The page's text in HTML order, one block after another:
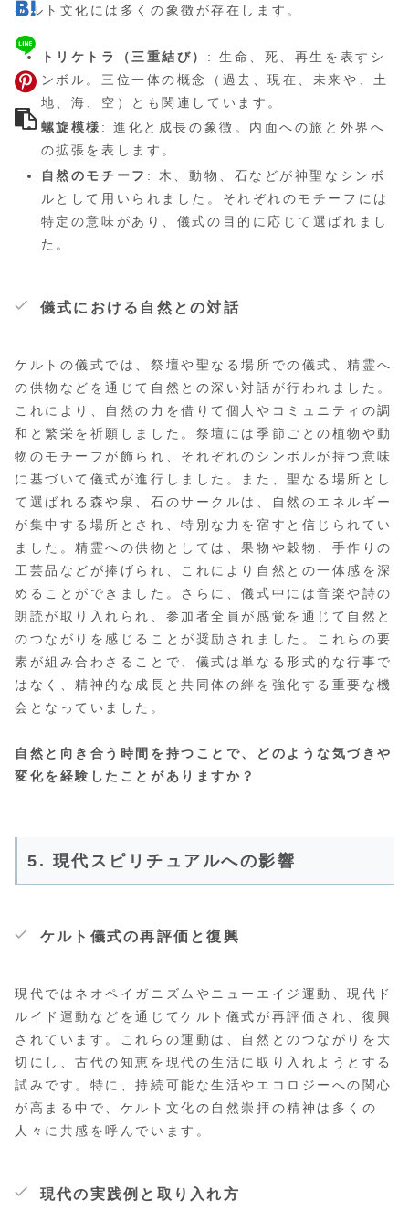
ケルト文化には多くの象徴が存在します。
トリケトラ（三重結び） : 生命、死、再生を表すシ
ンボル。三位一体の概念（過去、現在、未来や、土
地、海、空）とも関連しています。
螺旋模様 : 進化と成長の象徴。内面への旅と外界へ
の拡張を表します。
自然のモチーフ : 木、動物、石などが神聖なシンボ
ルとして用いられました。それぞれのモチーフには
特定の意味があり、儀式の目的に応じて選ばれまし
た。
儀式における自然との対話
ケルトの儀式では、祭壇や聖なる場所での儀式、精霊へ
の供物などを通じて自然との深い対話が行われました。
これにより、自然の力を借りて個人やコミュニティの調
和と繁栄を祈願しました。祭壇には季節ごとの植物や動
物のモチーフが飾られ、それぞれのシンボルが持つ意味
に基づいて儀式が進行しました。また、聖なる場所とし
て選ばれる森や泉、石のサークルは、自然のエネルギー
が集中する場所とされ、特別な力を宿すと信じられてい
ました。精霊への供物としては、果物や穀物、手作りの
工芸品などが捧げられ、これにより自然との一体感を深
めることができました。さらに、儀式中には音楽や詩の
朗読が取り入れられ、参加者全員が感覚を通じて自然と
のつながりを感じることが奨励されました。これらの要
素が組み合わさることで、儀式は単なる形式的な行事で
はなく、精神的な成長と共同体の絆を強化する重要な機
会となっていました。
自然と向き合う時間を持つことで、どのような気づきや
変化を経験したことがありますか？
5. 現代スピリチュアルへの影響
ケルト儀式の再評価と復興
現代ではネオペイガニズムやニューエイジ運動、現代ド
ルイド運動などを通じてケルト儀式が再評価され、復興
されています。これらの運動は、自然とのつながりを大
切にし、古代の知恵を現代の生活に取り入れようとする
試みです。特に、持続可能な生活やエコロジーへの関心
が高まる中で、ケルト文化の自然崇拝の精神は多くの
人々に共感を呼んでいます。
現代の実践例と取り入れ方